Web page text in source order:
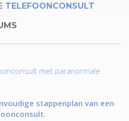
TELEFOONCONSULT
met paranormale
stappenplan van een